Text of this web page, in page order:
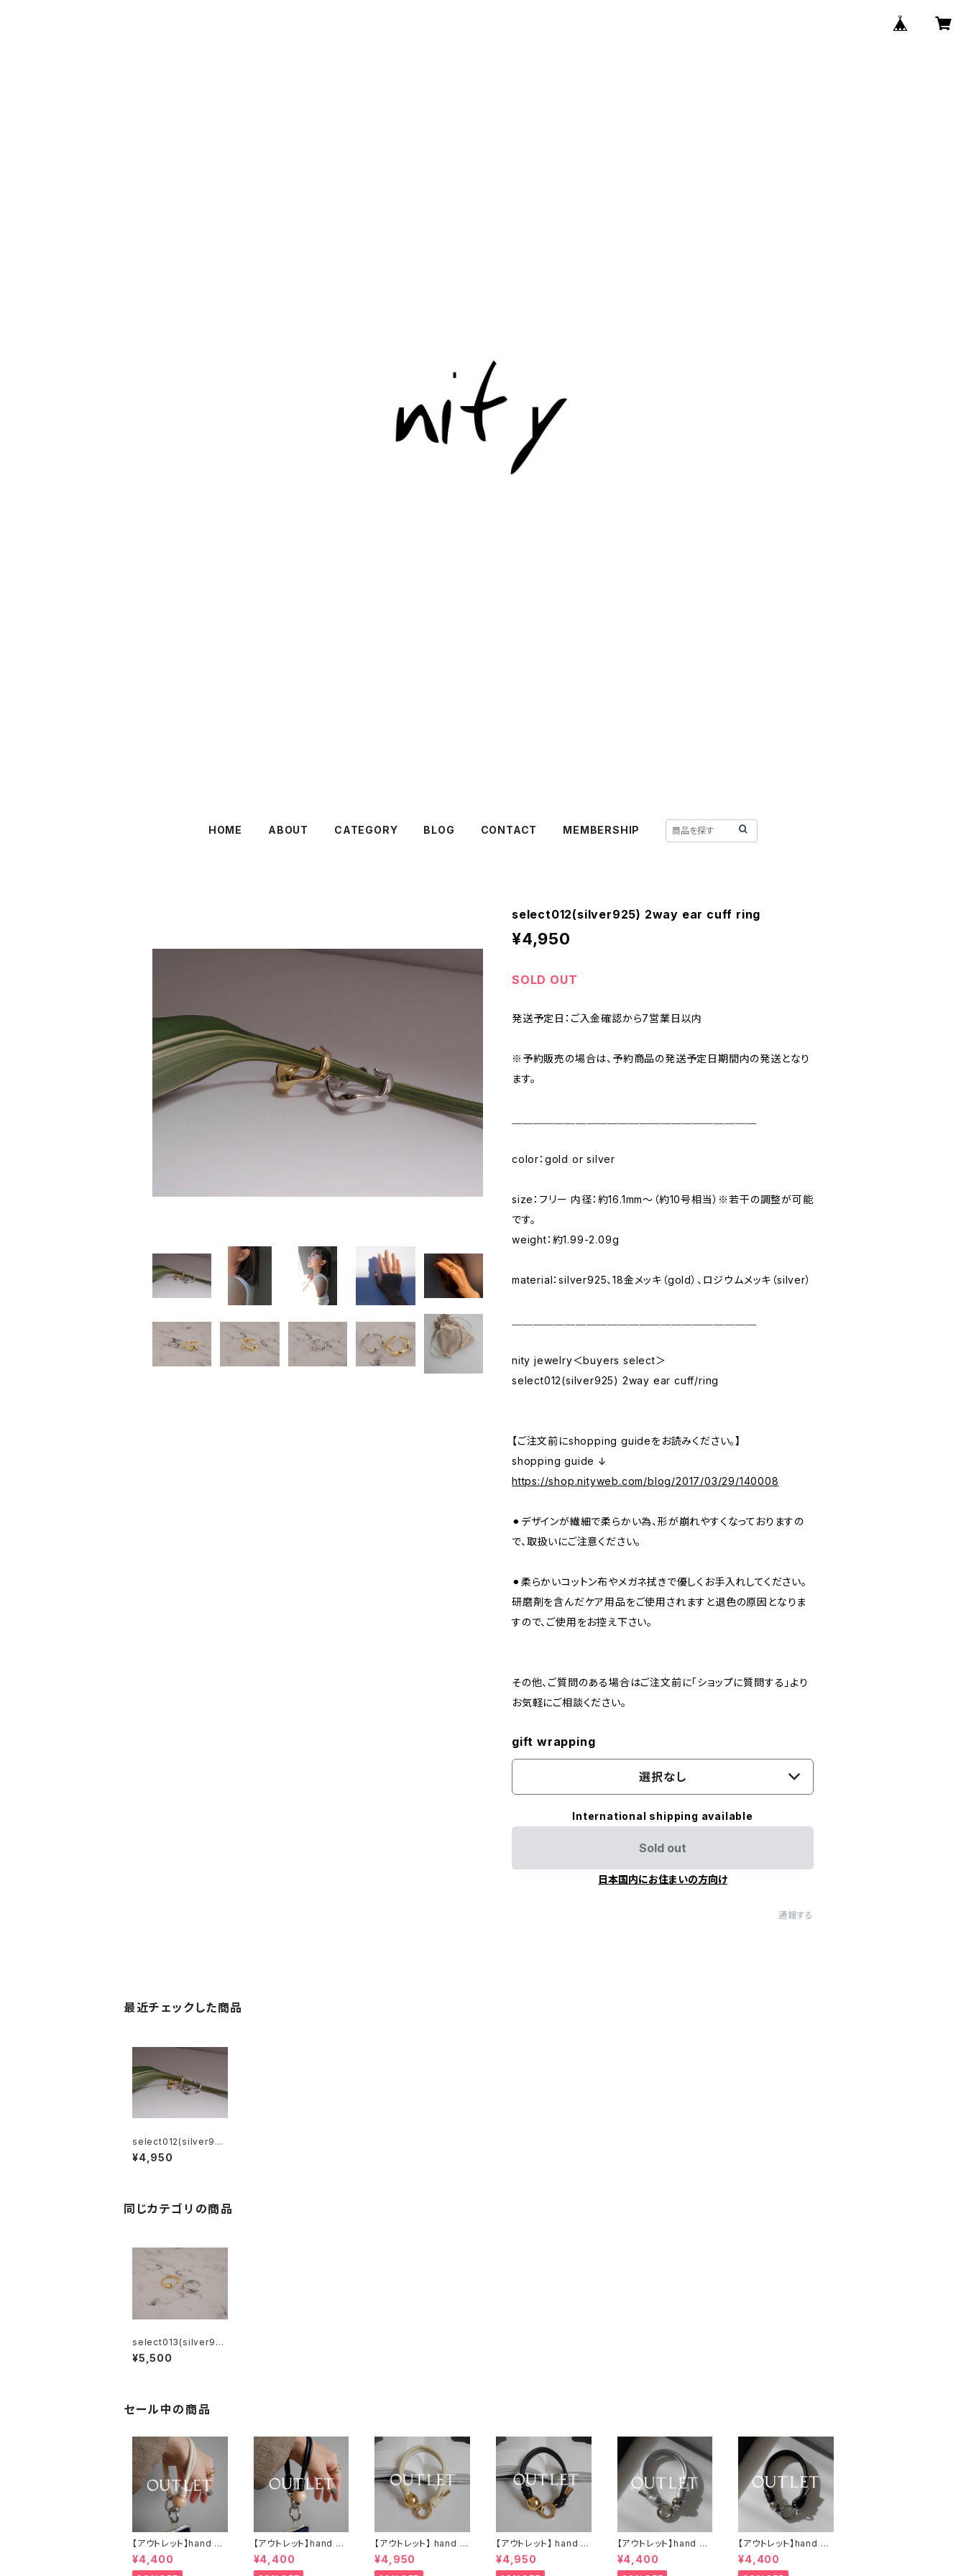
HOME ABOUT CATEGORY BLOG CONTACT MEMBERSHIP
select012(silver925) 2way ear cuff ring
¥4,950
SOLD OUT
発送予定日：ご入金確認から7営業日以内
※予約販売の場合は、予約商品の発送予定日期間内の発送となり
ます。
color：gold or silver
size：フリー 内径：約16.1mm〜（約10号相当）※若干の調整が可能
です。
weight：約1.99-2.09g
material：silver925、18金メッキ（gold）、ロジウムメッキ（silver）
nity jewelry＜buyers select＞
select012(silver925) 2way ear cuff/ring
【ご注文前にshopping guideをお読みください。】
shopping guide ↓
https://shop.nityweb.com/blog/2017/03/29/140008
⚫︎デザインが繊細で柔らかい為、形が崩れやすくなっておりますの
で、取扱いにご注意ください。
⚫︎柔らかいコットン布やメガネ拭きで優しくお手入れしてください。
研磨剤を含んだケア用品をご使用されますと退色の原因となりま
すので、ご使用をお控え下さい。
その他、ご質問のある場合はご注文前に「ショップに質問する」より
お気軽にご相談ください。
gift wrapping
選択なし
International shipping available
Sold out
日本国内にお住まいの方向け
通報する
最近チェックした商品
select012(silver92
5) 2way ear cuff rin
g
¥4,950
同じカテゴリの商品
select013(silver92
5) 2way ear cuff rin
g
¥5,500
セール中の商品
【アウトレット】hand str
ap：ウッド（M)× 1 ナチ
ュラル / アイボリー
¥4,400
【アウトレット】hand str
ap：ウッド（M)× 1 ナチ
ュラル / ブラック
¥4,400
【アウトレット】 hand st
rap：M oval gold / ア
イボリー
¥4,950
【アウトレット】 hand st
rap：M oval gold / ブ
ラック
¥4,950
【アウトレット】hand str
ap：ball silver / シル
バー
¥4,400
【アウトレット】hand str
ap：ball silver / ブラ
ック
¥4,400